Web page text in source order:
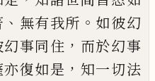
、 無有我所 。 如彼幻
事同住 ， 而於幻事
復如是 ， 知一切法